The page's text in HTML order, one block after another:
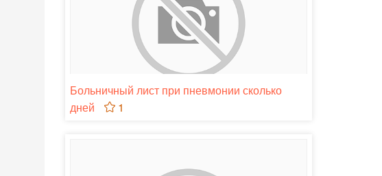
Больничный лист при пневмонии сколько
дней
1